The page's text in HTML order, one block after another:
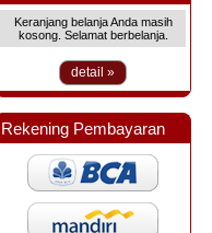
Keranjang belanja Anda masih
kosong. Selamat berbelanja.
detail »
Rekening Pembayaran